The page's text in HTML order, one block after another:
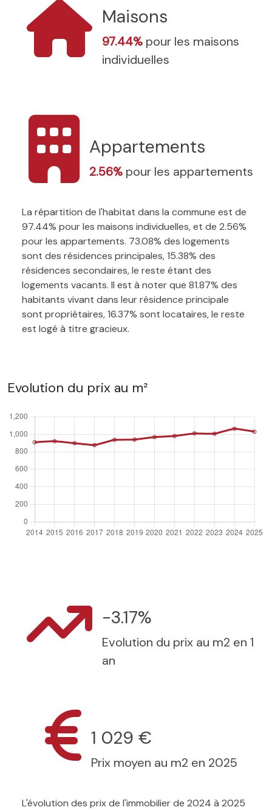
Maisons
97.44% pour les maisons
individuelles
Appartements
2.56% pour les appartements
La répartition de l'habitat dans la commune est de
97.44% pour les maisons individuelles, et de 2.56%
pour les appartements. 73.08% des logements
sont des résidences principales, 15.38% des
résidences secondaires, le reste étant des
logements vacants. Il est à noter que 81.87% des
habitants vivant dans leur résidence principale
sont propriétaires, 16.37% sont locataires, le reste
est logé à titre gracieux.
Evolution du prix au m²
-3.17%
Evolution du prix au m2 en 1
an
1 029 €
Prix moyen au m2 en 2025
L'évolution des prix de l'immobilier de 2024 à 2025